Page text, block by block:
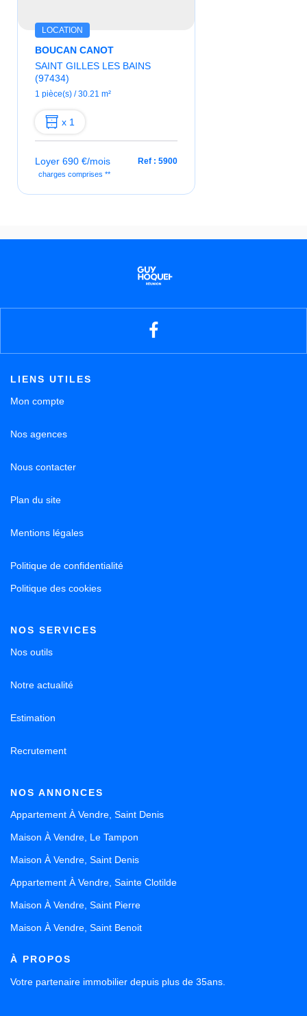
LOCATION
BOUCAN CANOT
SAINT GILLES LES BAINS
(97434)
1 pièce(s) / 30.21 m²
x 1
Loyer 690 €/mois
charges comprises **
Ref : 5900
LIENS UTILES
Mon compte
Nos agences
Nous contacter
Plan du site
Mentions légales
Politique de confidentialité
Politique des cookies
NOS SERVICES
Nos outils
Notre actualité
Estimation
Recrutement
NOS ANNONCES
Appartement À Vendre, Saint Denis
Maison À Vendre, Le Tampon
Maison À Vendre, Saint Denis
Appartement À Vendre, Sainte Clotilde
Maison À Vendre, Saint Pierre
Maison À Vendre, Saint Benoit
À PROPOS
Votre partenaire immobilier depuis plus de 35ans.